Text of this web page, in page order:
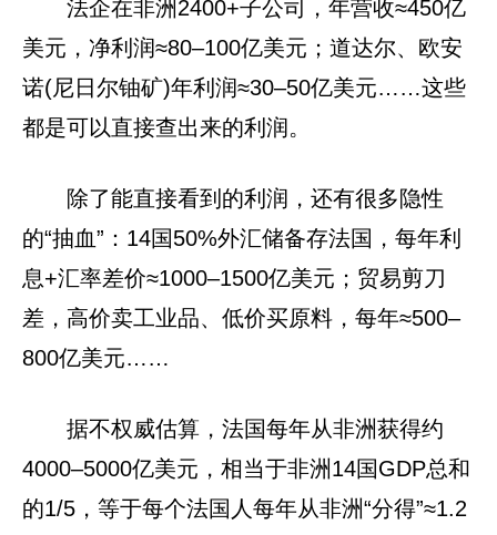
法企在非洲2400+子公司，年营收≈450亿
美元，净利润≈80–100亿美元；道达尔、欧安
诺(尼日尔铀矿)年利润≈30–50亿美元……这些
都是可以直接查出来的利润。
除了能直接看到的利润，还有很多隐性
的“抽血”：14国50%外汇储备存法国，每年利
息+汇率差价≈1000–1500亿美元；贸易剪刀
差，高价卖工业品、低价买原料，每年≈500–
800亿美元……
据不权威估算，法国每年从非洲获得约
4000–5000亿美元，相当于非洲14国GDP总和
的1/5，等于每个法国人每年从非洲“分得”≈1.2